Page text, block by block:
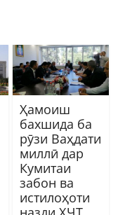
Ҳамоиш
бахшида ба
рӯзи Ваҳдати
миллӣ дар
Кумитаи
забон ва
истилоҳоти